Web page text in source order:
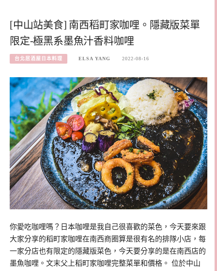
[中山站美食] 南西稻町家咖哩。隱藏版菜單
限定-極黑系墨魚汁香料咖哩
台北居酒屋日本料理 ELSA YANG 2022-08-16
你愛吃咖哩嗎？日本咖哩是我自己很喜歡的菜色，今天要來跟
大家分享的稻町家咖哩在南西商圈算是很有名的排隊小店，每
一家分店也有限定的隱藏版菜色，今天要分享的是在南西店的
墨魚咖哩。文末父上稻町家咖哩完整菜單和價格。 位於中山